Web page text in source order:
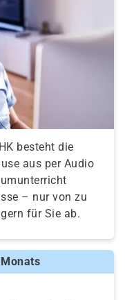
besteht die
aus per Audio
– nur von zu
für Sie ab.